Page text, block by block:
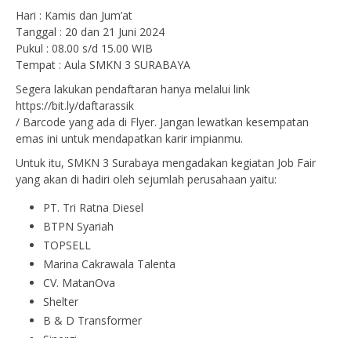
Hari : Kamis dan Jum’at
Tanggal : 20 dan 21 Juni 2024
Pukul : 08.00 s/d 15.00 WIB
Tempat : Aula SMKN 3 SURABAYA
Segera lakukan pendaftaran hanya melalui link
https://bit.ly/daftarassik
/ Barcode yang ada di Flyer. Jangan lewatkan kesempatan
emas ini untuk mendapatkan karir impianmu.
Untuk itu, SMKN 3 Surabaya mengadakan kegiatan Job Fair
yang akan di hadiri oleh sejumlah perusahaan yaitu:
PT. Tri Ratna Diesel
BTPN Syariah
TOPSELL
Marina Cakrawala Talenta
CV. MatanOva
Shelter
B & D Transformer